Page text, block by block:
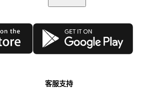
Google Play
客服支持